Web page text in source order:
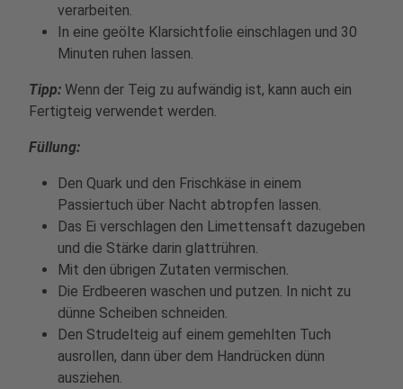
verarbeiten.
In eine geölte Klarsichtfolie einschlagen und 30
Minuten ruhen lassen.
Tipp: Wenn der Teig zu aufwändig ist, kann auch ein
Fertigteig verwendet werden.
Füllung:
Den Quark und den Frischkäse in einem
Passiertuch über Nacht abtropfen lassen.
Das Ei verschlagen den Limettensaft dazugeben
und die Stärke darin glattrühren.
Mit den übrigen Zutaten vermischen.
Die Erdbeeren waschen und putzen. In nicht zu
dünne Scheiben schneiden.
Den Strudelteig auf einem gemehlten Tuch
ausrollen, dann über dem Handrücken dünn
ausziehen.